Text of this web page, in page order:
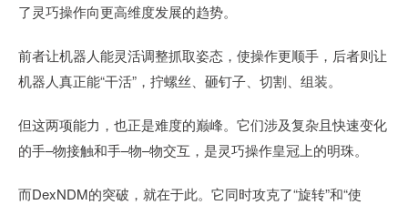
了灵巧操作向更高维度发展的趋势。
前者让机器人能灵活调整抓取姿态，使操作更顺手，后者则让
机器人真正能“干活”，拧螺丝、砸钉子、切割、组装。
但这两项能力，也正是难度的巅峰。它们涉及复杂且快速变化
的手–物接触和手–物–物交互，是灵巧操作皇冠上的明珠。
而DexNDM的突破，就在于此。它同时攻克了“旋转”和“使